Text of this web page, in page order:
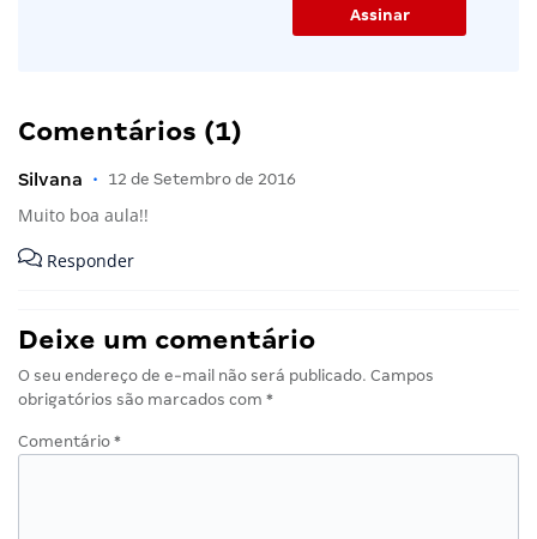
Comentários (1)
Silvana • 12 de Setembro de 2016
Muito boa aula!!
Responder
Deixe um comentário
O seu endereço de e-mail não será publicado. Campos
obrigatórios são marcados com *
Comentário *